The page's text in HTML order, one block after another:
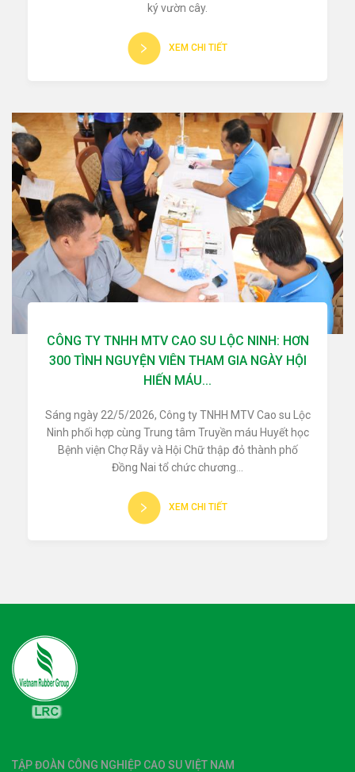
ký vườn cây.
XEM CHI TIẾT
CÔNG TY TNHH MTV CAO SU LỘC NINH: HƠN
300 TÌNH NGUYỆN VIÊN THAM GIA NGÀY HỘI
HIẾN MÁU...
Sáng ngày 22/5/2026, Công ty TNHH MTV Cao su Lộc
Ninh phối hợp cùng Trung tâm Truyền máu Huyết học
Bệnh viện Chợ Rẫy và Hội Chữ thập đỏ thành phố
Đồng Nai tổ chức chương...
XEM CHI TIẾT
TẬP ĐOÀN CÔNG NGHIỆP CAO SU VIỆT NAM